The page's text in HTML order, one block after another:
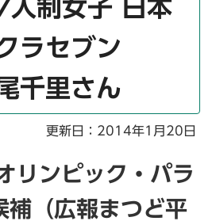
人制女子 日本
ラセブン
千里さん
更新日：2014年1月20日
リンピック・パラ
補（広報まつど平